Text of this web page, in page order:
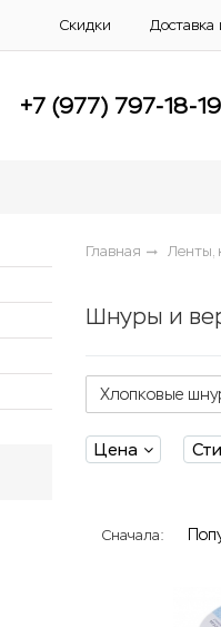
Скидки Доставка
+7 (977) 797-18-19
Главная Ленты,
Шнуры и
Хлопковые
Цена
Сначала: